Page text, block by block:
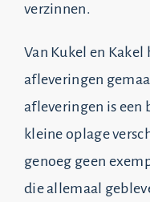
verzinnen.
Van Kukel en
afleveringen
afleveringen is een
kleine oplage
genoeg geen
die allemaal